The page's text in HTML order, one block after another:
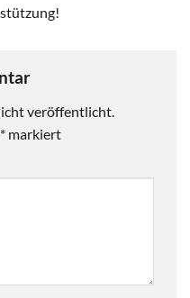
veröffentlicht.
* markiert